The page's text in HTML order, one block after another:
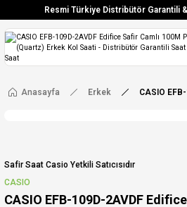
Resmi Türkiye Distribütör Garantili
Vade Farksız 6
Aynı Gün Stoktan
Ücretsiz Kargo
Anasayfa Erkek CASIO
Safir Saat Casio Yetkili Satıcısıdır
CASIO
CASIO EFB-109D-2AVDF